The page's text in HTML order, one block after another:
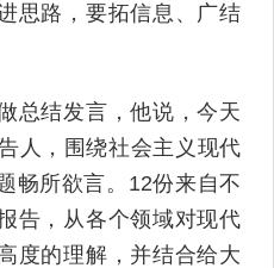
思路，要拓信息、广结
结发言，他说，今天
人，围绕社会主义现代
畅所欲言。12份来自不
告，从各个领域对现代
度的理解，并结合给大